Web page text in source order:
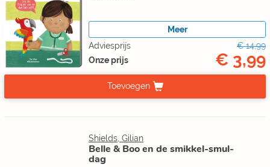
Meer
Adviesprijs
€ 14,99
Onze prijs
€ 3,99
Toevoegen
Shields, Gilian
Belle & Boo en de smikkel-smul-
dag